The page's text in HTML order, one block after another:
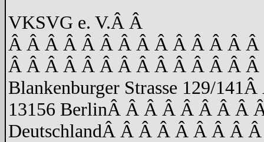
VKSVG e. V.Â Â
Â Â Â Â Â Â Â Â Â Â Â Â Â
Â Â Â Â Â Â Â Â Â Â Â Â Â
Blankenburger Strasse 129/141Â
13156 BerlinÂ Â Â Â Â Â Â Â
DeutschlandÂ Â Â Â Â Â Â Â